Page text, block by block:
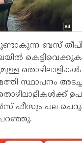
ബസ്
സ്ഥാപനം
പല
പറഞ്ഞു.